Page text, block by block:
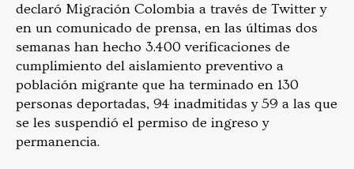
declaró Migración Colombia a través de Twitter y
en un comunicado de prensa, en las últimas dos
semanas han hecho 3.400 verificaciones de
cumplimiento del aislamiento preventivo a
población migrante que ha terminado en 130
personas deportadas, 94 inadmitidas y 59 a las que
se les suspendió el permiso de ingreso y
permanencia.